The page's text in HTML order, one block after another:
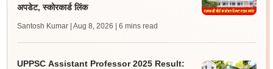
अपडेट, स्कोरकार्ड लिंक
Santosh Kumar | Aug 8, 2026 | 6 mins read
UPPSC Assistant Professor 2025 Result: